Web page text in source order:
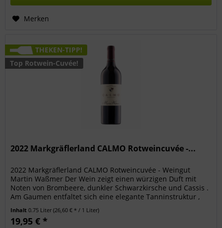
Merken
THEKEN-TIPP!
Top Rotwein-Cuvée!
2022 Markgräflerland CALMO Rotweincuvée -...
2022 Markgräflerland CALMO Rotweincuvée - Weingut
Martin Waßmer Der Wein zeigt einen würzigen Duft mit
Noten von Brombeere, dunkler Schwarzkirsche und Cassis .
Am Gaumen entfaltet sich eine elegante Tanninstruktur ,
Inhalt0.75 Liter(26,60 € * / 1 Liter)
19,95 € *